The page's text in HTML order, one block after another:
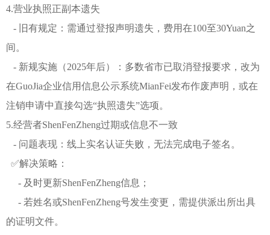
4.营业执照正副本遗失
- 旧有规定：需通过登报声明遗失，费用在100至30Yuan之
间。
- 新规实施（2025年后）：多数省市已取消登报要求，改为
在GuoJia企业信用信息公示系统MianFei发布作废声明，或在
注销申请中直接勾选“执照遗失”选项。
5.经营者ShenFenZheng过期或信息不一致
- 问题表现：线上实名认证失败，无法完成电子签名。
✅解决策略：
- 及时更新ShenFenZheng信息；
- 若姓名或ShenFenZheng号发生变更，需提供派出所出具
的证明文件。